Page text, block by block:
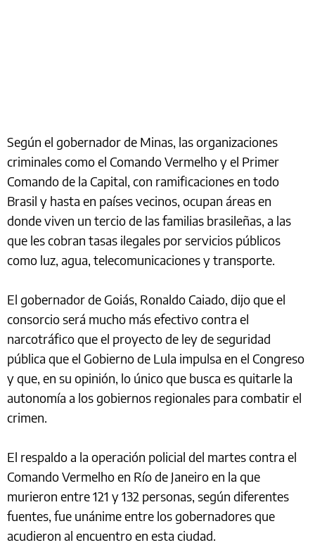
Según el gobernador de Minas, las organizaciones
criminales como el Comando Vermelho y el Primer
Comando de la Capital, con ramificaciones en todo
Brasil y hasta en países vecinos, ocupan áreas en
donde viven un tercio de las familias brasileñas, a las
que les cobran tasas ilegales por servicios públicos
como luz, agua, telecomunicaciones y transporte.
El gobernador de Goiás, Ronaldo Caiado, dijo que el
consorcio será mucho más efectivo contra el
narcotráfico que el proyecto de ley de seguridad
pública que el Gobierno de Lula impulsa en el Congreso
y que, en su opinión, lo único que busca es quitarle la
autonomía a los gobiernos regionales para combatir el
crimen.
El respaldo a la operación policial del martes contra el
Comando Vermelho en Río de Janeiro en la que
murieron entre 121 y 132 personas, según diferentes
fuentes, fue unánime entre los gobernadores que
acudieron al encuentro en esta ciudad.